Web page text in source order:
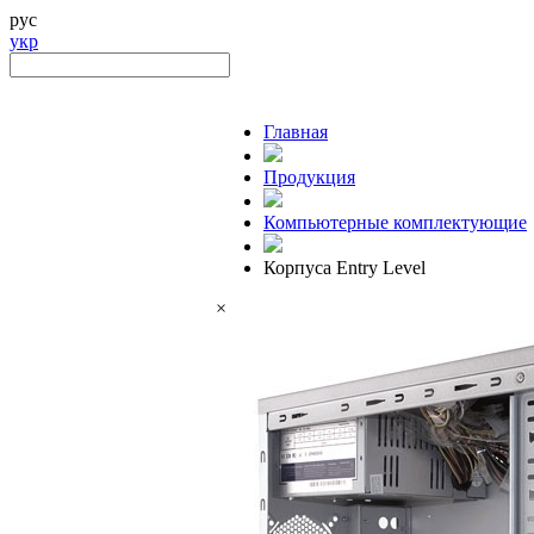
рус
укр
Главная
Продукция
Компьютерные комплектующие
Корпуса Entry Level
×